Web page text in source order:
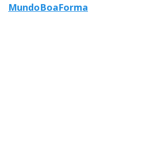
MundoBoaForma